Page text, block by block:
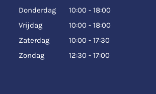
Donderdag
10:00 - 18:00
Vrijdag
10:00 - 18:00
Zaterdag
10:00 - 17:30
Zondag
12:30 - 17:00